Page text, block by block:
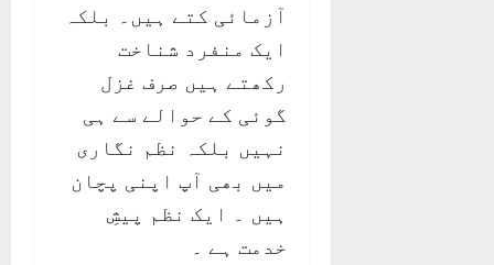
آزمائی کتے ہیں۔ بلکہ
ایک منفرد شناخت
رکھتے ہیں صرف غزل
گوئی کے حوالے سے ہی
نہیں بلکہ نظم نگاری
میں بھی آپ اپنی پچان
ہیں ۔ ایک نظم پیشِ
خدمت ہے ۔